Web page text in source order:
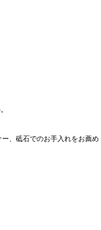
、砥石でのお手入れをお薦め